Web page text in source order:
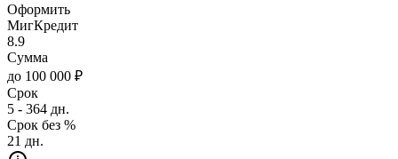
Оформить
МигКредит
8.9
Сумма
до 100 000 ₽
Срок
5 - 364 дн.
Срок без %
21 дн.